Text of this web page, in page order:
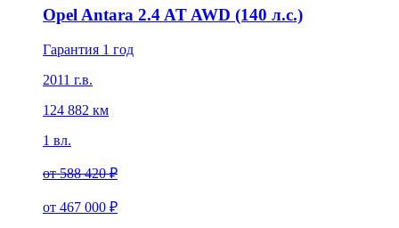
Opel Antara 2.4 AT AWD (140 л.с.)
Гарантия 1 год
2011 г.в.
124 882 км
1 вл.
от588 420 ₽
от 467 000 ₽